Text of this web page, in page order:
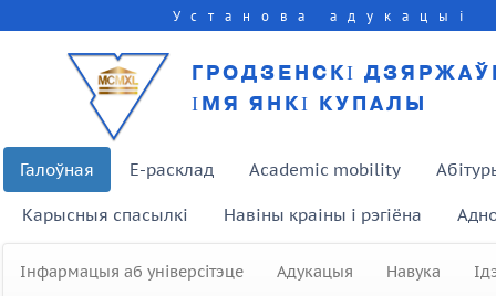
Установа адукацыі
ГРОДЗЕНСКІ
ІМЯ ЯНКІ КУПАЛЫ
Галоўная E-расклад Academic mobility
Карысныя спасылкі Навіны краіны і рэгіёна
Інфармацыя аб універсітэце Адукацыя Навука